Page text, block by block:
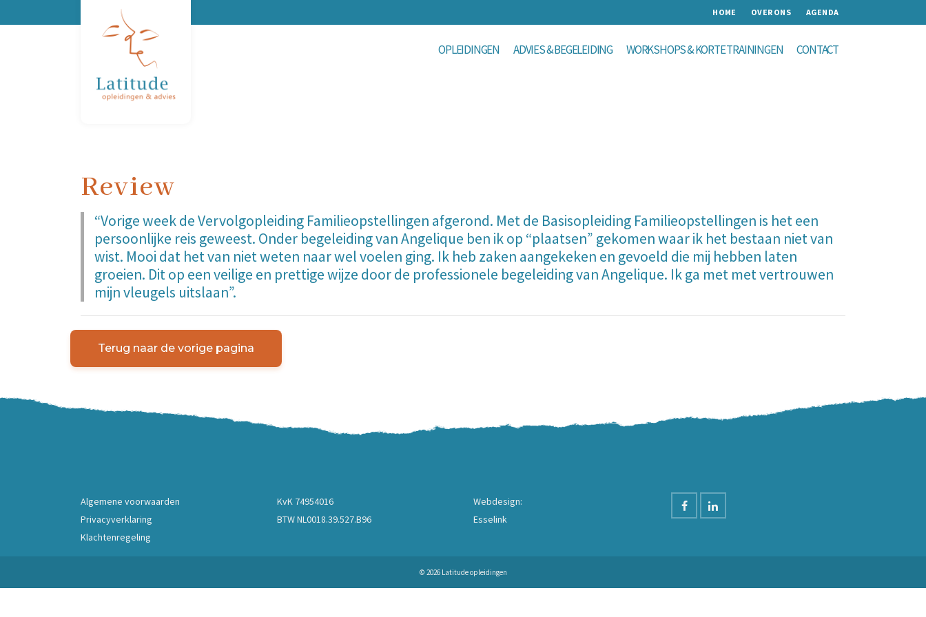
HOME OVER ONS AGENDA
OPLEIDINGEN ADVIES & BEGELEIDING WORKSHOPS & KORTE TRAININGEN CONTACT
Review
“Vorige week de Vervolgopleiding Familieopstellingen afgerond. Met de Basisopleiding Familieopstellingen is het een
persoonlijke reis geweest. Onder begeleiding van Angelique ben ik op “plaatsen” gekomen waar ik het bestaan niet van
wist. Mooi dat het van niet weten naar wel voelen ging. Ik heb zaken aangekeken en gevoeld die mij hebben laten
groeien. Dit op een veilige en prettige wijze door de professionele begeleiding van Angelique. Ik ga met met vertrouwen
mijn vleugels uitslaan”.
Terug naar de vorige pagina
Algemene voorwaarden
Privacyverklaring
Klachtenregeling
KvK 74954016
BTW NL0018.39.527.B96
Webdesign:
Esselink
© 2026 Latitude opleidingen